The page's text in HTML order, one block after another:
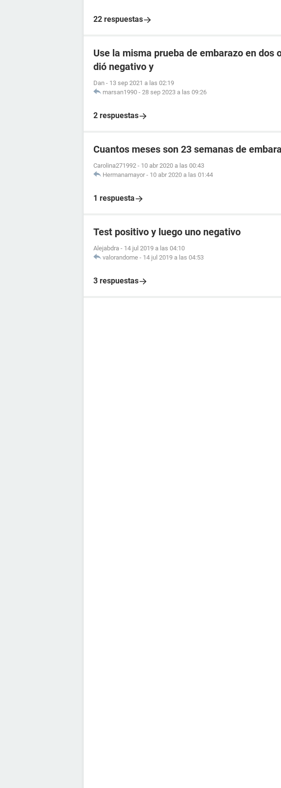
22 respuestas
Use la misma prueba de embarazo en dos
dió negativo y
Dan - 13 sep 2021 a las 02:19
marsan1990 - 28 sep 2023 a las 09:26
2 respuestas
Cuantos meses son 23 semanas de
Carolina271992 - 10 abr 2020 a las 00:43
Hermanamayor - 10 abr 2020 a las 01:44
1 respuesta
Test positivo y luego uno negativo
Alejabdra - 14 jul 2019 a las 04:10
valorandome - 14 jul 2019 a las 04:53
3 respuestas